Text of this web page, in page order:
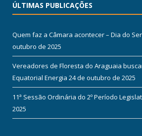
ÚLTIMAS PUBLICAÇÕES
Quem faz a Câmara acontecer – Dia do
outubro de 2025
Vereadores de Floresta do Araguaia
Equatorial Energia 24 de outubro de 2025
11ª Sessão Ordinária do 2º Período
2025